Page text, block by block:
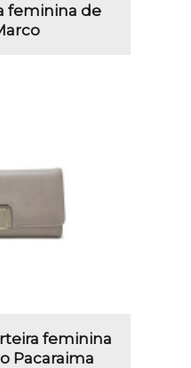
feminina de
feminina
Pacaraima